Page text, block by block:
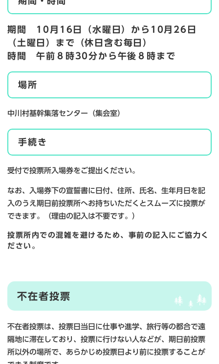
期間 10月16日（水曜日）から10月26日
（土曜日）まで（休日含む毎日）
時間 午前８時30分から午後８時まで
場所
中川村基幹集落センター（集会室）
手続き
受付で投票所入場券をご提出ください。
なお、入場券下の宣誓書に日付、住所、氏名、生年月日を記
入のうえ期日前投票所へお持ちいただくとスムーズに投票が
できます。​（理由の記入は不要です。）
投票所内での混雑を避けるため、事前の記入にご協力く
ださい。
不在者投票
不在者投票は、投票日当日に仕事や進学、旅行等の都合で遠
隔地に滞在しており、投票に行けない人などが、期日前投票
所以外の場所で、あらかじめ投票日より前に投票することが